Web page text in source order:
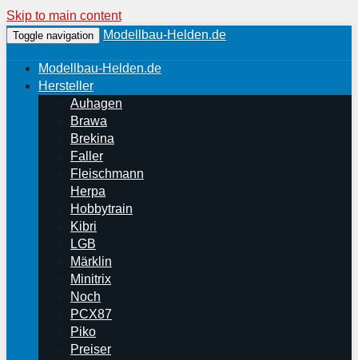
Skip to main content
Toggle navigation Modellbau-Helden.de
Modellbau-Helden.de
Hersteller
Auhagen
Brawa
Brekina
Faller
Fleischmann
Herpa
Hobbytrain
Kibri
LGB
Märklin
Minitrix
Noch
PCX87
Piko
Preiser